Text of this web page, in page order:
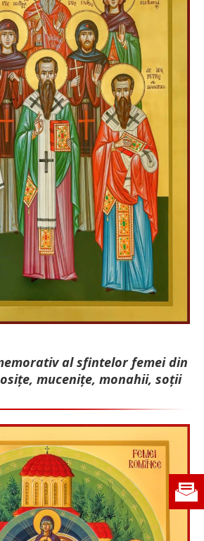
al sfintelor femei din
mu­cenițe, monahii, soții